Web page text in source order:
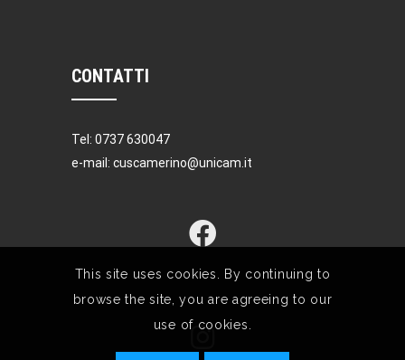
CONTATTI
Tel: 0737 630047
e-mail: cuscamerino@unicam.it
This site uses cookies. By continuing to
browse the site, you are agreeing to our
use of cookies.